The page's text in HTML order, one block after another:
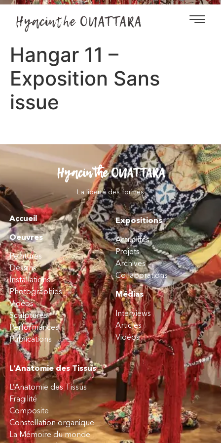
Hangar 11 –
Exposition Sans
issue
Hyacinthe OUATTARA
La liberté des formes
Accueil
Oeuvres
Peintures
Dessins
Installations
Photographies
Vidéos
Sculptures
Performances
Publications
Expositions
Actualités
Projets
Archives
Collaborations
Médias
Interviews
Articles
Vidéos
L’Anatomie des Tissus
L’Anatomie des Tissus
Fragilité
Composite
Constellation organique
La Mémoire du monde